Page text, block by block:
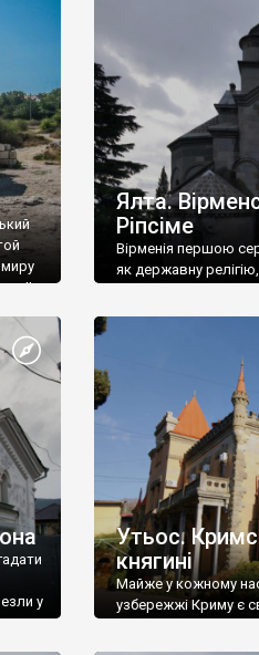
та
називаються
виробляє відмінне
легке біле і дуже […]
ІІ,
Ялта.
Ріпсіме
Вірменія першою
як державну
у
Утьос.
княгині
Майже у кожному
узбережжі Криму є